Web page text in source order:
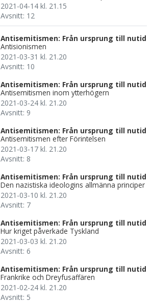
2021-04-14 kl. 21.15
Avsnitt: 12
Antisemitismen: Från ursprung till nutid
Antisionismen
2021-03-31 kl. 21.20
Avsnitt: 10
Antisemitismen: Från ursprung till nutid
Antisemitismen inom ytterhögern
2021-03-24 kl. 21.20
Avsnitt: 9
Antisemitismen: Från ursprung till nutid
Antisemitismen efter Förintelsen
2021-03-17 kl. 21.20
Avsnitt: 8
Antisemitismen: Från ursprung till nutid
Den nazistiska ideologins allmänna principer
2021-03-10 kl. 21.20
Avsnitt: 7
Antisemitismen: Från ursprung till nutid
Hur kriget påverkade Tyskland
2021-03-03 kl. 21.20
Avsnitt: 6
Antisemitismen: Från ursprung till nutid
Frankrike och Dreyfusaffären
2021-02-24 kl. 21.20
Avsnitt: 5